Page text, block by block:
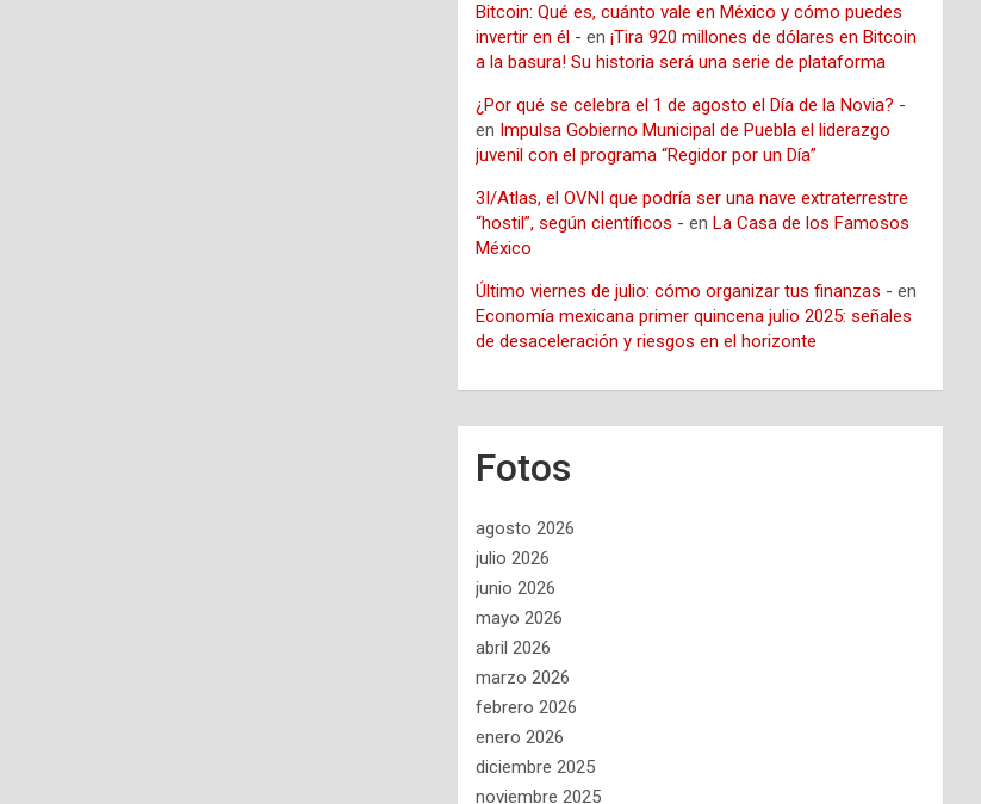
Bitcoin: Qué es, cuánto vale en México y cómo puedes
invertir en él - en¡Tira 920 millones de dólares en Bitcoin
a la basura! Su historia será una serie de plataforma
¿Por qué se celebra el 1 de agosto el Día de la Novia? -
en Impulsa Gobierno Municipal de Puebla el liderazgo
juvenil con el programa “Regidor por un Día”
3I/Atlas, el OVNI que podría ser una nave extraterrestre
“hostil”, según científicos - enLa Casa de los Famosos
México
Último viernes de julio: cómo organizar tus finanzas - en
Economía mexicana primer quincena julio 2025: señales
de desaceleración y riesgos en el horizonte
Fotos
agosto 2026
julio 2026
junio 2026
mayo 2026
abril 2026
marzo 2026
febrero 2026
enero 2026
diciembre 2025
noviembre 2025